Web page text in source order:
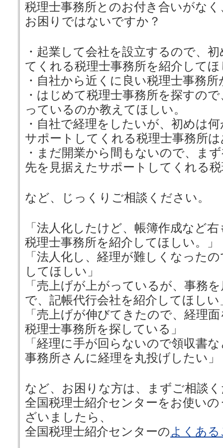
税理士事務所とのお付き合いがな
お困りではないですか？
・起業して会社を設立するので、
てくれる税理士事務所を紹介して
・自社から近くに良い税理士事務
・はじめて税理士事務所を探すの
っているのか教えてほしい。
・自社で経理をしたいが、初めは
サポートしてくれる税理士事務所
・まだ開業から間もないので、ま
先を見据えたサポートしてくれる
など、じっくりご相談ください。
「法人化したけど、帳簿作成など
税理士事務所を紹介してほしい。」
「法人化し、経理が難しくなった
してほしい」
「売上げが上がっているが、事務
で、記帳代行会社を紹介してほしい
「売上げが伸びてきたので、経理
税理士事務所を探している」
「経理に手が回らないので領収書
事務所さんに経理を丸投げしたい」
など、お困りな方は、まずご相談
全国税理士紹介センターをお使い
ざいましたら、
全国税理士紹介センターのよくあ